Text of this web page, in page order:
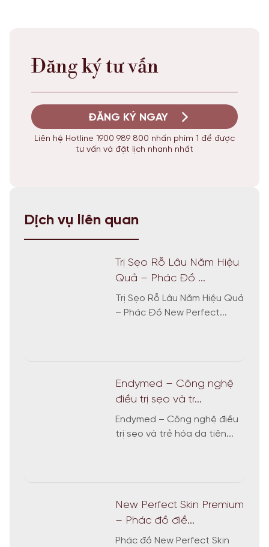
Đăng ký tư vấn
ĐĂNG KÝ NGAY
Liên hệ Hotline 1900 989 800 nhấn phím 1 để được
tư vấn và đặt lịch nhanh nhất
Dịch vụ liên quan
Trị Sẹo Rỗ Lâu Năm Hiệu
Quả – Phác Đồ ...
Trị Sẹo Rỗ Lâu Năm Hiệu Quả
– Phác Đồ New Perfect...
Endymed – Công nghệ
điều trị sẹo và tr...
Endymed – Công nghệ điều
trị sẹo và trẻ hóa da tiên...
New Perfect Skin Premium
– Phác đồ điề...
Phác đồ New Perfect Skin